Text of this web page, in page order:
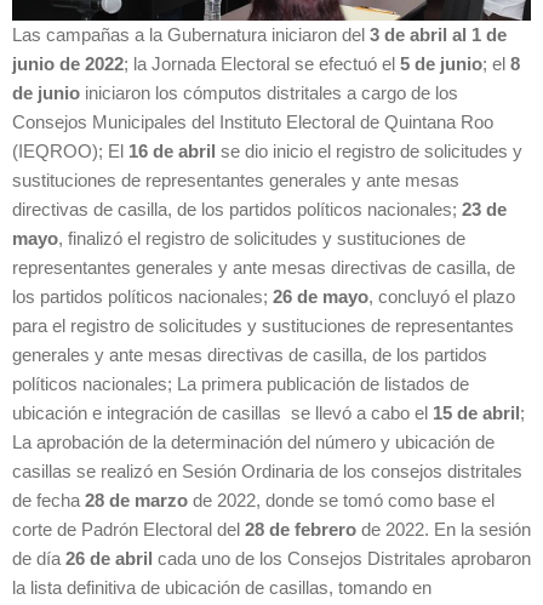
Las campañas a la Gubernatura iniciaron del 3 de abril al 1 de
junio de 2022; la Jornada Electoral se efectuó el 5 de junio; el 8
de junio iniciaron los cómputos distritales a cargo de los
Consejos Municipales del Instituto Electoral de Quintana Roo
(IEQROO); El 16 de abril se dio inicio el registro de solicitudes y
sustituciones de representantes generales y ante mesas
directivas de casilla, de los partidos políticos nacionales; 23 de
mayo, finalizó el registro de solicitudes y sustituciones de
representantes generales y ante mesas directivas de casilla, de
los partidos políticos nacionales; 26 de mayo, concluyó el plazo
para el registro de solicitudes y sustituciones de representantes
generales y ante mesas directivas de casilla, de los partidos
políticos nacionales; La primera publicación de listados de
ubicación e integración de casillas se llevó a cabo el 15 de abril ;
La aprobación de la determinación del número y ubicación de
casillas se realizó en Sesión Ordinaria de los consejos distritales
de fecha 28 de marzo de 2022, donde se tomó como base el
corte de Padrón Electoral del 28 de febrero de 2022. En la sesión
de día 26 de abril cada uno de los Consejos Distritales aprobaron
la lista definitiva de ubicación de casillas, tomando en